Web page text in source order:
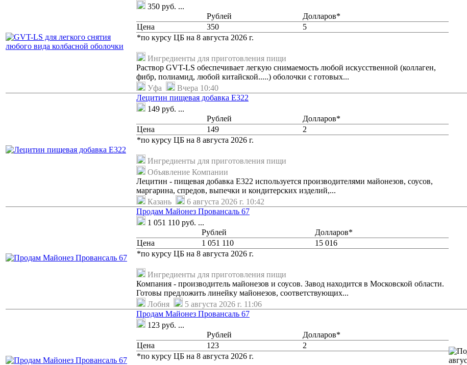
350 руб. ...
Рублей
Долларов*
Цена
350
5
*по курсу ЦБ на 8 августа 2026 г.
Ингредиенты для приготовления пищи
Раствор GVT-LS обеспечивает легкую снимаемость любой искусственной (коллаген,
фибр, полиамид, любой китайской.....) оболочки с готовых...
Уфа
Вчера 10:40
Лецитин пищевая добавка Е322
149 руб. ...
Рублей
Долларов*
Цена
149
2
*по курсу ЦБ на 8 августа 2026 г.
Ингредиенты для приготовления пищи
Объявление Компании
Лецитин - пищевая добавка Е322 используется производителями майонезов, соусов,
маргарина, спредов, выпечки и кондитерских изделий,...
Казань
6 августа 2026 г. 10:42
Продам Майонез Провансаль 67
1 051 110 руб. ...
Рублей
Долларов*
Цена
1 051 110
15 016
*по курсу ЦБ на 8 августа 2026 г.
Ингредиенты для приготовления пищи
Компания - производитель майонезов и соусов. Завод находится в Московской области.
Готовы предложить линейку майонезов, соответствующих...
Лобня
5 августа 2026 г. 11:06
Продам Майонез Провансаль 67
123 руб. ...
Рублей
Долларов*
Цена
123
2
*по курсу ЦБ на 8 августа 2026 г.